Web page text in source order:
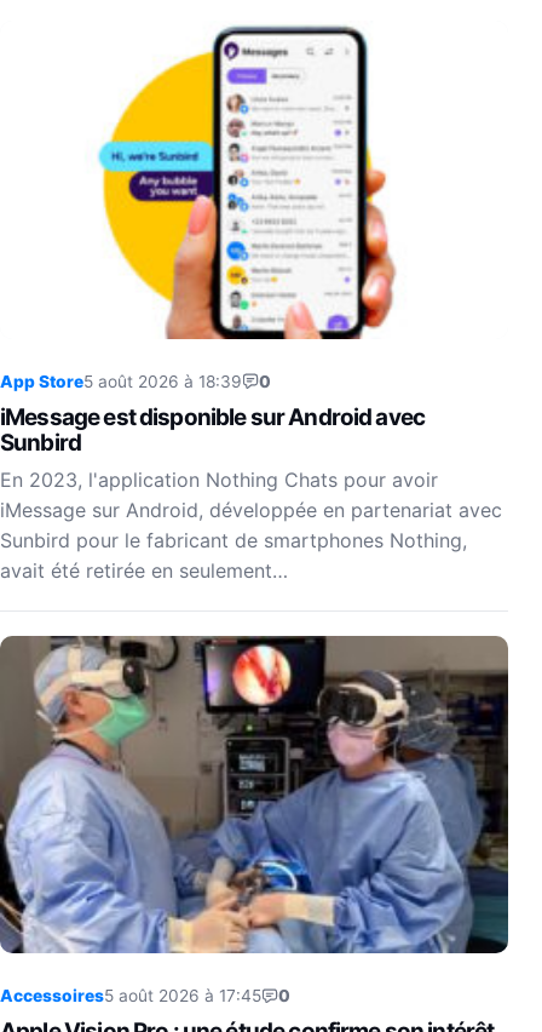
App Store5 août 2026 à 18:39 0
iMessage est disponible sur Android avec
Sunbird
En 2023, l'application Nothing Chats pour avoir
iMessage sur Android, développée en partenariat avec
Sunbird pour le fabricant de smartphones Nothing,
avait été retirée en seulement…
Accessoires5 août 2026 à 17:45 0